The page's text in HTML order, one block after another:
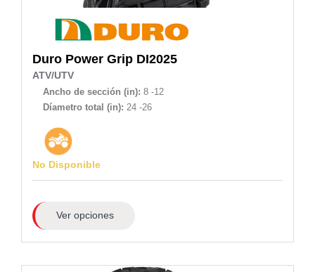
Duro Power Grip DI2025
ATV/UTV
Ancho de sección (in): 8 -12
Díametro total (in): 24 -26
No Disponible
Ver opciones